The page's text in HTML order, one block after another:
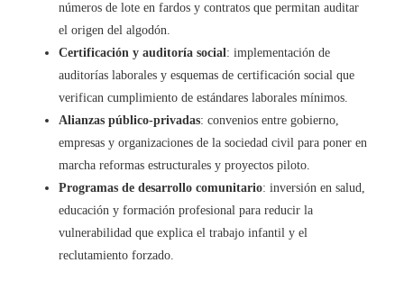
números de lote en fardos y contratos que permitan auditar
el origen del algodón.
Certificación y auditoría social: implementación de
auditorías laborales y esquemas de certificación social que
verifican cumplimiento de estándares laborales mínimos.
Alianzas público-privadas: convenios entre gobierno,
empresas y organizaciones de la sociedad civil para poner en
marcha reformas estructurales y proyectos piloto.
Programas de desarrollo comunitario: inversión en salud,
educación y formación profesional para reducir la
vulnerabilidad que explica el trabajo infantil y el
reclutamiento forzado.